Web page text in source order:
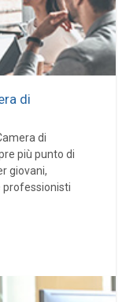
di
di
più punto di
giovani,
professionisti